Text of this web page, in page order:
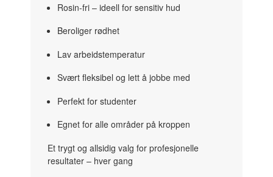
Rosin-fri – ideell for sensitiv hud
Beroliger rødhet
Lav arbeidstemperatur
Svært fleksibel og lett å jobbe med
Perfekt for studenter
Egnet for alle områder på kroppen
Et trygt og allsidig valg for profesjonelle
resultater – hver gang